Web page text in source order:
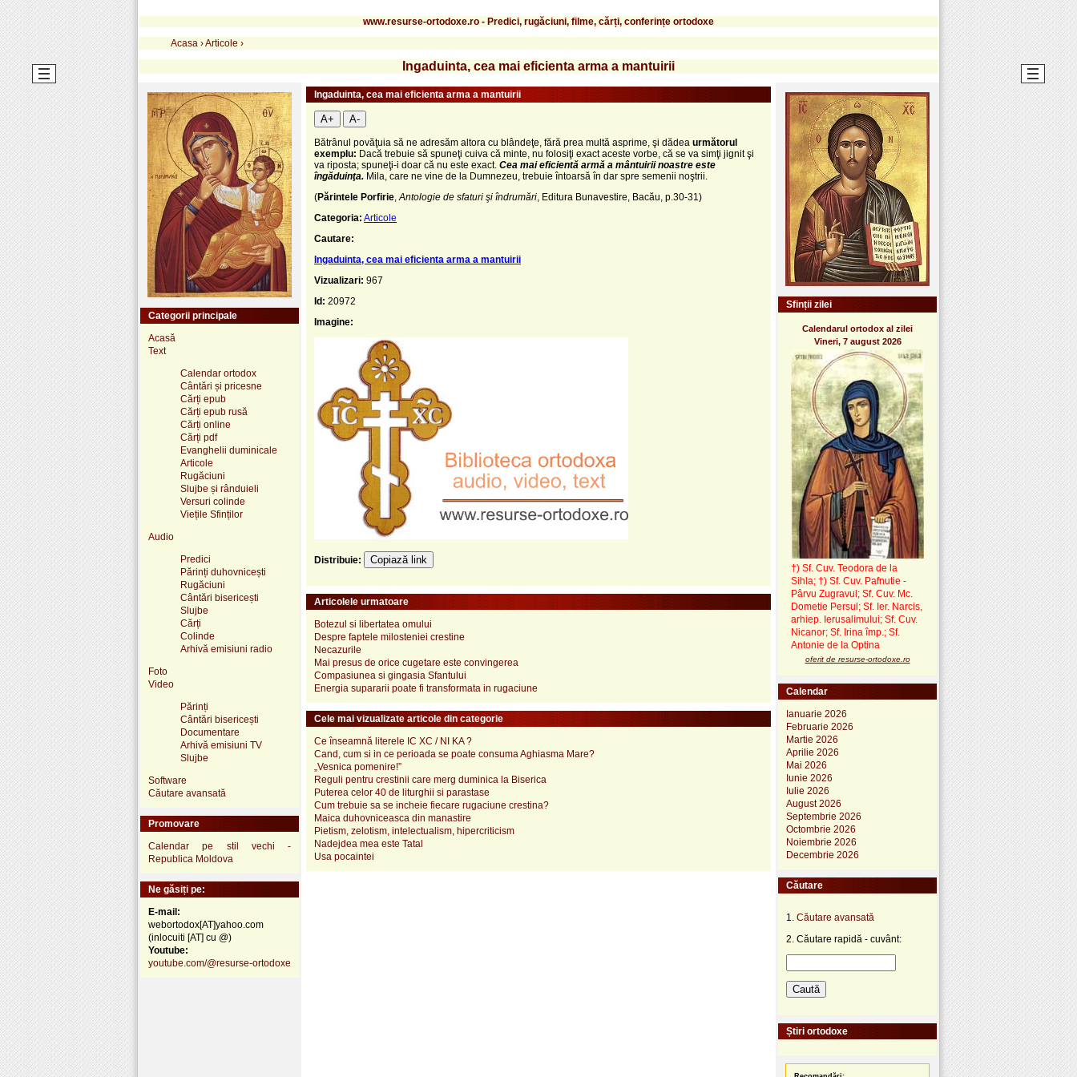
www.resurse-ortodoxe.ro - Predici, rugăciuni, filme, cărți, conferințe ortodoxe
Acasa ›Articole ›
Ingaduinta, cea mai eficienta arma a mantuirii
Ingaduinta, cea mai eficienta arma a mantuirii
A+ A-
Bătrânul povăţuia să ne adresăm altora cu blândeţe, fără prea multă asprime, şi dădea următorul
exemplu: Dacă trebuie să spuneţi cuiva că minte, nu folosiţi exact aceste vorbe, că se va simţi jignit şi
va riposta; spuneţi-i doar că nu este exact. Cea mai eficientă armă a mântuirii noastre este
îngăduinţa. Mila, care ne vine de la Dumnezeu, trebuie întoarsă în dar spre semenii noştrii.
(Părintele Porfirie Antologie de sfaturi şi îndrumări , Editura Bunavestire, Bacău, p.30-31)
Categoria: Articole
Cautare:
Ingaduinta, cea mai eficienta arma a mantuirii
Vizualizari: 967
Id: 20972
Imagine:
Distribuie: Copiază link
Articolele urmatoare
Botezul si libertatea omului
Despre faptele milosteniei crestine
Necazurile
Mai presus de orice cugetare este convingerea
Compasiunea si gingasia Sfantului
Energia supararii poate fi transformata in rugaciune
Cele mai vizualizate articole din categorie
Ce înseamnă literele IC XC / NI KA ?
Cand, cum si in ce perioada se poate consuma Aghiasma Mare?
„Vesnica pomenire!”
Reguli pentru crestinii care merg duminica la Biserica
Puterea celor 40 de liturghii si parastase
Cum trebuie sa se incheie fiecare rugaciune crestina?
Maica duhovniceasca din manastire
Pietism, zelotism, intelectualism, hipercriticism
Nadejdea mea este Tatal
Usa pocaintei
Categorii principale
Acasă
Text
Calendar ortodox
Cântări și pricesne
Cărți epub
Cărți epub rusă
Cărți online
Cărți pdf
Evanghelii duminicale
Articole
Rugăciuni
Slujbe și rânduieli
Versuri colinde
Viețile Sfinților
Audio
Predici
Părinți duhovnicești
Rugăciuni
Cântări bisericești
Slujbe
Cărți
Colinde
Arhivă emisiuni radio
Foto
Video
Părinți
Cântări bisericești
Documentare
Arhivă emisiuni TV
Slujbe
Software
Căutare avansată
Promovare
Calendar pe stil vechi -
Republica Moldova
Ne găsiți pe:
E-mail:
webortodox[AT]yahoo.com
(inlocuiti [AT] cu @)
Youtube:
youtube.com/@resurse-ortodoxe
Sfinții zilei
Calendarul ortodox al zilei
Vineri, 7 august 2026
†) Sf. Cuv. Teodora de la
Sihla; †) Sf. Cuv. Pafnutie -
Pârvu Zugravul ; Sf. Cuv. Mc.
Dometie Persul; Sf. Ier. Narcis,
arhiep. Ierusalimului; Sf. Cuv.
Nicanor; Sf. Irina împ.; Sf.
Antonie de la Optina
oferit de resurse-ortodoxe.ro
Calendar
Ianuarie 2026
Februarie 2026
Martie 2026
Aprilie 2026
Mai 2026
Iunie 2026
Iulie 2026
August 2026
Septembrie 2026
Octombrie 2026
Noiembrie 2026
Decembrie 2026
Căutare
1. Căutare avansată
2. Căutare rapidă - cuvânt:
Știri ortodoxe